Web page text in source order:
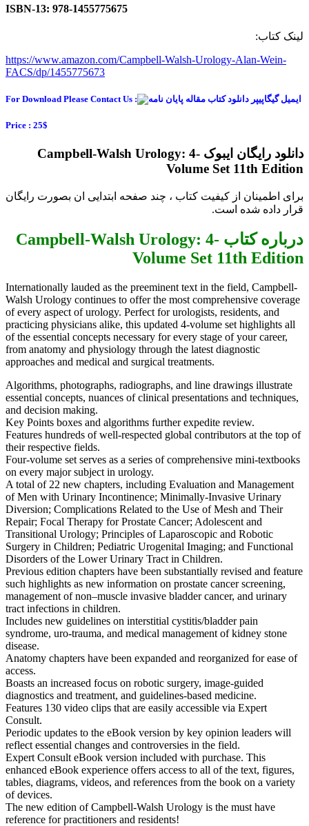
ISBN-13: 978-1455775675
کتاب:
https://www.amazon.com/Campbell-Walsh-Urology-Alan-Wein-
FACS/dp/1455775673
For Download Please Contact Us :
Price : 25$
دانلود رایگان ایبوک Campbell-Walsh Urology: 4-
Volume Set 11th
اطمینان از کیفیت کتاب ، چند صفحه ابتدایی ان بصورت رایگان
داده شده است.
درباره کتاب Campbell-Walsh Urology: 4-
Volume Set 11th
Internationally lauded as the preeminent text in the field, Campbell-
Walsh Urology continues to offer the most comprehensive coverage
of every aspect of urology. Perfect for urologists, residents, and
practicing physicians alike, this updated 4-volume set highlights all
of the essential concepts necessary for every stage of your career,
from anatomy and physiology through the latest diagnostic
approaches and medical and surgical treatments.
Algorithms, photographs, radiographs, and line drawings illustrate
essential concepts, nuances of clinical presentations and techniques,
and decision making.
Key Points boxes and algorithms further expedite review.
Features hundreds of well-respected global contributors at the top of
their respective fields.
Four-volume set serves as a series of comprehensive mini-textbooks
on every major subject in urology.
A total of 22 new chapters, including Evaluation and Management
of Men with Urinary Incontinence; Minimally-Invasive Urinary
Diversion; Complications Related to the Use of Mesh and Their
Repair; Focal Therapy for Prostate Cancer; Adolescent and
Transitional Urology; Principles of Laparoscopic and Robotic
Surgery in Children; Pediatric Urogenital Imaging; and Functional
Disorders of the Lower Urinary Tract in Children.
Previous edition chapters have been substantially revised and
such highlights as new information on prostate cancer screening,
management of non–muscle invasive bladder cancer, and urinary
tract infections in children.
Includes new guidelines on interstitial cystitis/bladder pain
syndrome, uro-trauma, and medical management of kidney stone
disease.
Anatomy chapters have been expanded and reorganized for ease of
access.
Boasts an increased focus on robotic surgery, image-guided
diagnostics and treatment, and guidelines-based medicine.
Features 130 video clips that are easily accessible via Expert
Consult.
Periodic updates to the eBook version by key opinion leaders will
reflect essential changes and controversies in the field.
Expert Consult eBook version included with purchase. This
enhanced eBook experience offers access to all of the text, figures,
tables, diagrams, videos, and references from the book on a variety
of devices.
The new edition of Campbell-Walsh Urology is the must have
reference for practitioners and residents!